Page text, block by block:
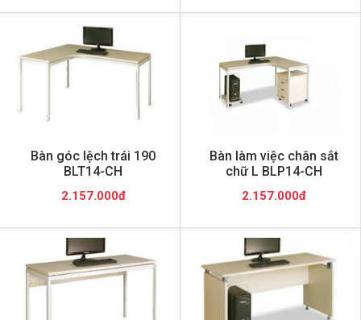
Bàn góc lệch trái 190
BLT14-CH
2.157.000đ
Bàn làm việc chân sắt
chữ L BLP14-CH
2.157.000đ